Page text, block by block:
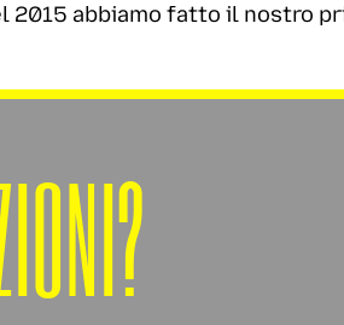
2015 abbiamo fatto il nostro